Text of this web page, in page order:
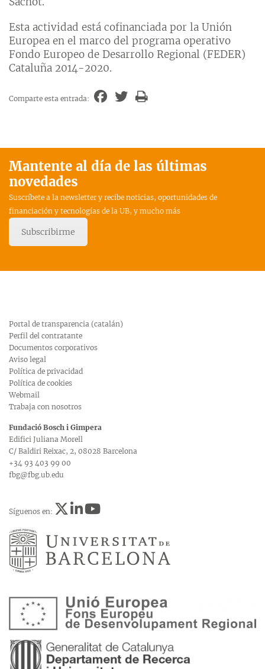
Esta actividad está cofinanciada por la Unión
Europea en el marco del programa operativo
Fondo Europeo de Desarrollo Regional (FEDER)
Cataluña 2014-2020.
Comparte esta entrada:
Mantente al día de las últimas
novedades
Suscríbete a la newsletter y recibe noticias, oportunidades de
financiación y tecnologías de la UB, y mucho más
Subscribirme
Portal de transparencia (catalán)
Perfil del contratante
Documentos corporativos
Aviso legal
Política de privacidad
Política de cookies
Webmail
Trabaja con nosotros
Fundació Bosch i Gimpera
Edifici Juliana Morell
C/ Baldiri Reixac, 2, 08028 Barcelona
+34 93 403 99 00
fbg@fbg.ub.edu
Síguenos en: